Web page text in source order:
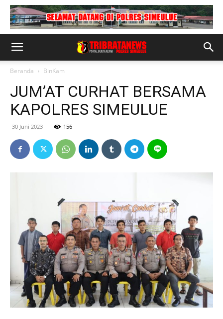
Beranda BinKam
JUM’AT CURHAT BERSAMA
KAPOLRES SIMEULUE
30 Juni 2023 156